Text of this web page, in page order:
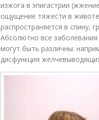
изжога в эпигастрии
ощущение тяжести в
распространяется в спину,
Абсолютно все
могут быть различны:
дисфункция